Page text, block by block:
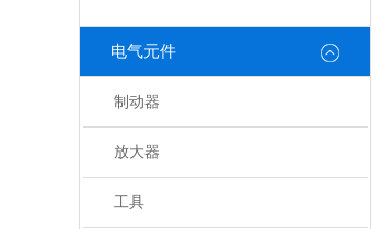
电气元件
制动器
放大器
工具